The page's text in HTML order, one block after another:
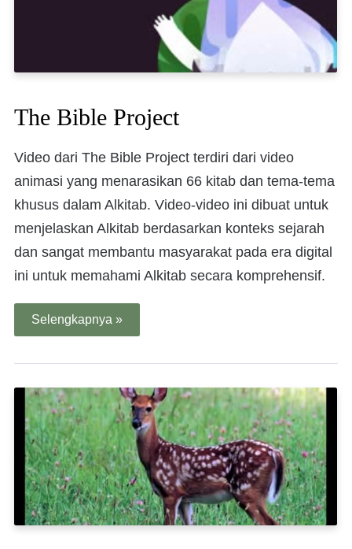
The Bible Project
Video dari The Bible Project terdiri dari video
animasi yang menarasikan 66 kitab dan tema-tema
khusus dalam Alkitab. Video-video ini dibuat untuk
menjelaskan Alkitab berdasarkan konteks sejarah
dan sangat membantu masyarakat pada era digital
ini untuk memahami Alkitab secara komprehensif.
Selengkapnya »